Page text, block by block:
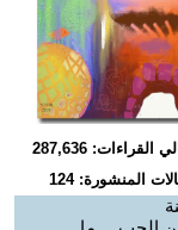
القراءات: 287,636
المنشورة: 124